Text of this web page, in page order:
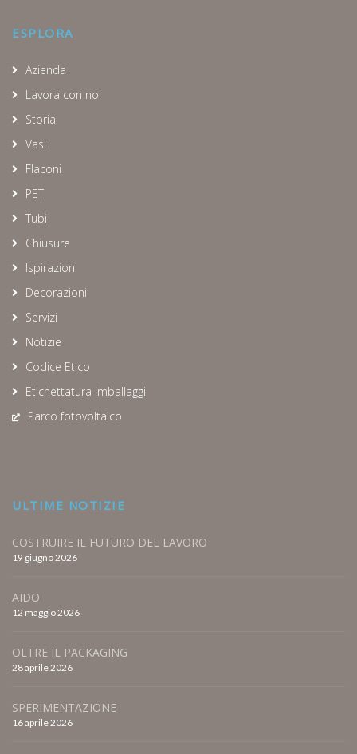
ESPLORA
Azienda
Lavora con noi
Storia
Vasi
Flaconi
PET
Tubi
Chiusure
Ispirazioni
Decorazioni
Servizi
Notizie
Codice Etico
Etichettatura imballaggi
Parco fotovoltaico
ULTIME NOTIZIE
COSTRUIRE IL FUTURO DEL LAVORO
19 giugno 2026
AIDO
12 maggio 2026
OLTRE IL PACKAGING
28 aprile 2026
SPERIMENTAZIONE
16 aprile 2026